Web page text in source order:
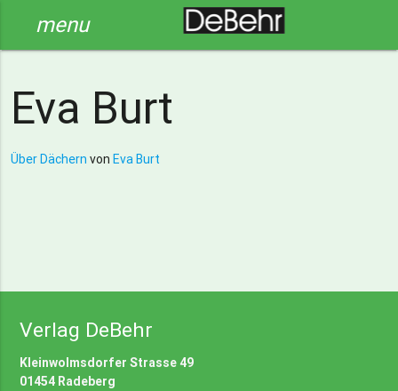
menu
Eva Burt
Über Dächern von Eva Burt
Verlag DeBehr
Kleinwolmsdorfer Strasse 49
01454 Radeberg